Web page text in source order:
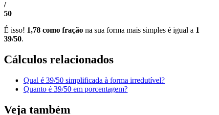
/
50
É isso! 1,78 como fração na sua forma mais simples é igual a 1
39/50.
Cálculos relacionados
Qual é 39/50 simplificada à forma irredutível?
Quanto é 39/50 em porcentagem?
Veja também